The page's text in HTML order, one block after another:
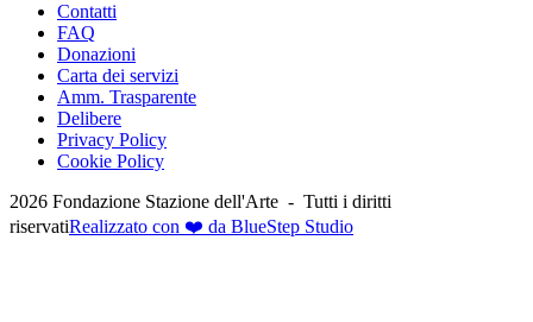
Contatti
FAQ
Donazioni
Carta dei servizi
Amm. Trasparente
Delibere
Privacy Policy
Cookie Policy
2026 Fondazione Stazione dell'Arte - Tutti i diritti
riservatiRealizzato con ❤️ da BlueStep Studio